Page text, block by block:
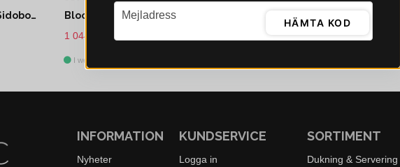
Bloomingville Whimsica Sidobord, Röd, Metall Ø30,5xH46 cm
1 044 kr
I webblager - 4-8 dagar
email
Mejladress
HÄMTA KOD
INFORMATION
Nyheter
KUNDSERVICE
Logga in
SORTIMENT
Dukning & Servering